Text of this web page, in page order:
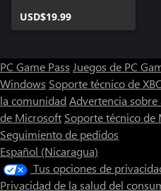
USD$19.99
PC Game Pass Juegos de PC
Windows Soporte técnico de
la comunidad Advertencia
de Microsoft Soporte técnico de
Seguimiento de pedidos
Español (Nicaragua)
Tus opciones de
Privacidad de la salud del